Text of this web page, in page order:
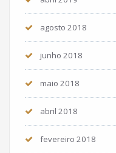
agosto 2018
junho 2018
maio 2018
abril 2018
fevereiro 2018